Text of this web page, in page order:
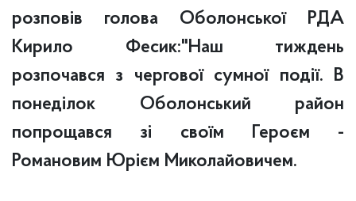
розповів голова Оболонської РДА
Кирило Фесик:"Наш тиждень
розпочався з чергової сумної події. В
понеділок Оболонський район
попрощався зі своїм Героєм -
Романовим Юрієм Миколайовичем.